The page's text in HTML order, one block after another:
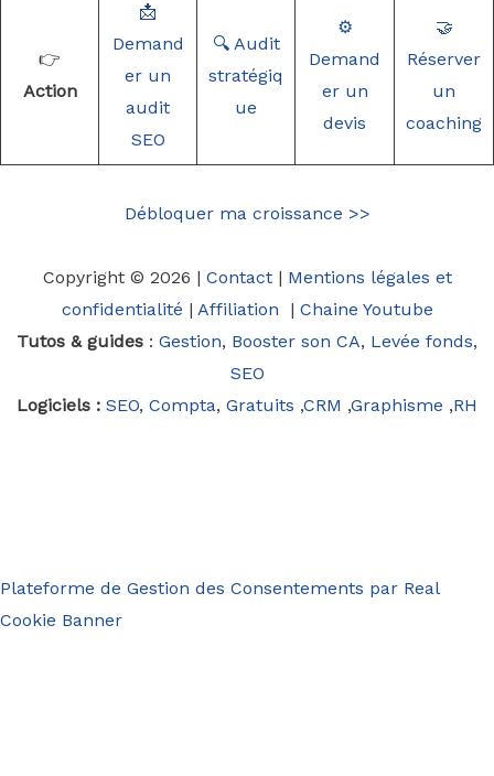
👉
Action
📩
Demand
er un
audit
SEO
🔍 Audit
stratégiq
ue
⚙️
Demand
er un
devis
🤝
Réserver
un
coaching
Débloquer ma croissance >>
Copyright © 2026 | Contact| Mentions légales et
confidentialité | Affiliation | Chaine Youtube
Tutos & guides : Gestion, Booster son CA, Levée fonds,
SEO
Logiciels : SEO, Compta, Gratuits ,CRM ,Graphisme ,RH
Plateforme de Gestion des Consentements par Real
Cookie Banner